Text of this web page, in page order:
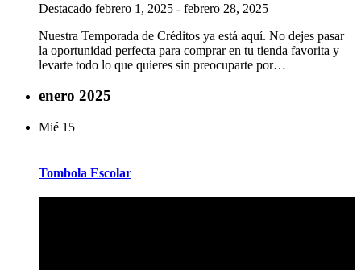
Destacado febrero 1, 2025 - febrero 28, 2025
Nuestra Temporada de Créditos ya está aquí. No dejes pasar
la oportunidad perfecta para comprar en tu tienda favorita y
levarte todo lo que quieres sin preocuparte por…
enero 2025
Mié 15
Tombola Escolar